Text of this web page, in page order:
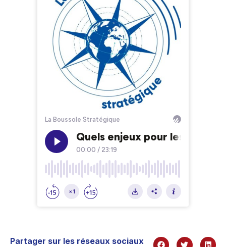
Partager sur les réseaux sociaux